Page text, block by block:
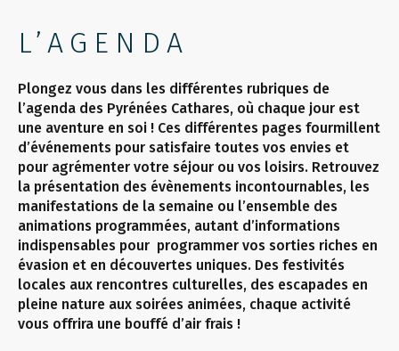
L’AGENDA
Plongez vous dans les différentes rubriques de
l’agenda des Pyrénées Cathares, où chaque jour est
une aventure en soi ! Ces différentes pages fourmillent
d’événements pour satisfaire toutes vos envies et
pour agrémenter votre séjour ou vos loisirs. Retrouvez
la présentation des évènements incontournables, les
manifestations de la semaine ou l’ensemble des
animations programmées, autant d’informations
indispensables pour programmer vos sorties riches en
évasion et en découvertes uniques. Des festivités
locales aux rencontres culturelles, des escapades en
pleine nature aux soirées animées, chaque activité
vous offrira une bouffé d’air frais !